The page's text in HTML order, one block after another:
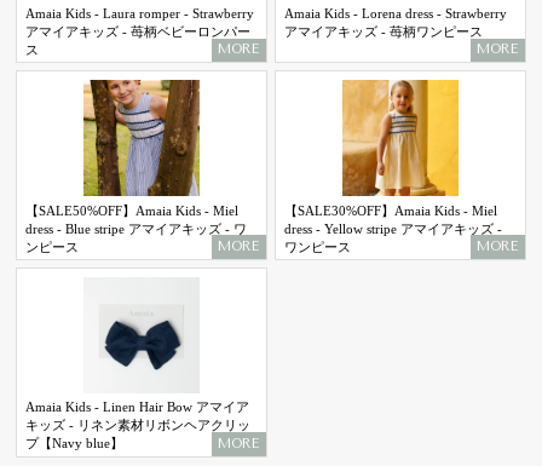
Amaia Kids - Laura romper - Strawberry
アマイアキッズ - 苺柄ベビーロンパー
ス
MORE
Amaia Kids - Lorena dress - Strawberry
アマイアキッズ - 苺柄ワンピース
MORE
【SALE50%OFF】Amaia Kids - Miel
dress - Blue stripe アマイアキッズ - ワ
ンピース
MORE
【SALE30%OFF】Amaia Kids - Miel
dress - Yellow stripe アマイアキッズ -
ワンピース
MORE
Amaia Kids - Linen Hair Bow アマイア
キッズ - リネン素材リボンヘアクリッ
プ【Navy blue】
MORE